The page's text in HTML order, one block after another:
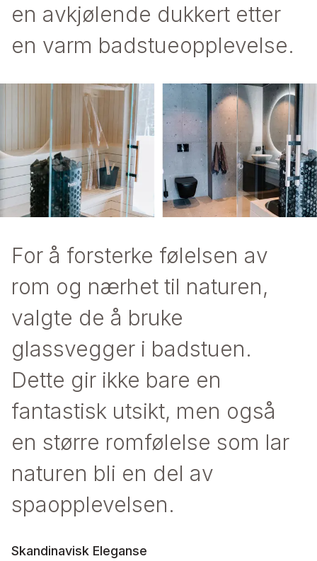
en avkjølende dukkert etter
en varm badstueopplevelse.
For å forsterke følelsen av
rom og nærhet til naturen,
valgte de å bruke
glassvegger i badstuen.
Dette gir ikke bare en
fantastisk utsikt, men også
en større romfølelse som lar
naturen bli en del av
spaopplevelsen.
Skandinavisk Eleganse